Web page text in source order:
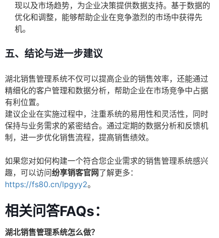
现以及市场趋势，为企业决策提供数据支持。基于数据的
优化和调整，能够帮助企业在竞争激烈的市场中获得先
机。
五、结论与进一步建议
湖北销售管理系统不仅可以提高企业的销售效率，还能通过
精细化的客户管理和数据分析，帮助企业在市场竞争中占据
有利位置。
建议企业在实施过程中，注重系统的易用性和灵活性，同时
保持与业务需求的紧密结合。通过定期的数据分析和反馈机
制，进一步优化销售流程，提高销售绩效。
如果您对如何构建一个符合您企业需求的销售管理系统感兴
趣，可以访问纷享销客官网了解更多：
https://fs80.cn/lpgyy2。
相关问答FAQs：
湖北销售管理系统怎么做？